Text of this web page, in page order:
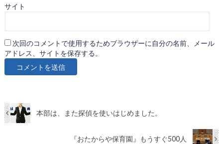
サイト
次回のコメントで使用するためブラウザーに自分の名前、メール
アドレス、サイトを保存する。
本部は、また探偵を使いはじめました。
『おたからや保育園』もうすぐ500人